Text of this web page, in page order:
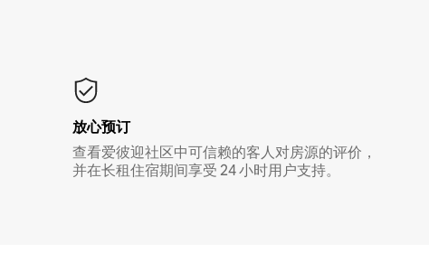
放心预订
查看爱彼迎社区中可信赖的客人对房源的评价，
并在长租住宿期间享受 24 小时用户支持。